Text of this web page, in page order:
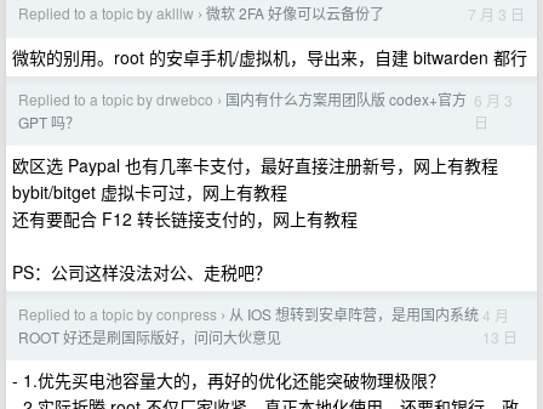
Replied to a topic by aklllw › 微软 2FA 好像可以云备份了 7 月 3 日
微软的别用。root 的安卓手机/虚拟机，导出来，自建 bitwarden 都行
Replied to a topic by drwebco › 国内有什么方案用团队版 codex+官方
GPT 吗？
6 月 3
日
欧区选 Paypal 也有几率卡支付，最好直接注册新号，网上有教程
bybit/bitget 虚拟卡可过，网上有教程
还有要配合 F12 转长链接支付的，网上有教程
PS：公司这样没法对公、走税吧？
Replied to a topic by conpress › 从 IOS 想转到安卓阵营，是用国内系统
ROOT 好还是刷国际版好，问问大伙意见
4 月
13 日
- 1.优先买电池容量大的，再好的优化还能突破物理极限？